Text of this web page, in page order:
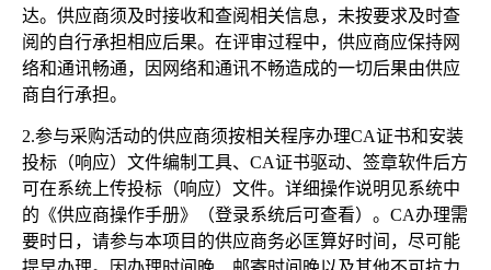
达。供应商须及时接收和查阅相关信息，未按要求及时查
阅的自行承担相应后果。在评审过程中，供应商应保持网
络和通讯畅通，因网络和通讯不畅造成的一切后果由供应
商自行承担。
2.参与采购活动的供应商须按相关程序办理CA证书和安装
投标（响应）文件编制工具、CA证书驱动、签章软件后方
可在系统上传投标（响应）文件。详细操作说明见系统中
的《供应商操作手册》（登录系统后可查看）。CA办理需
要时日，请参与本项目的供应商务必匡算好时间，尽可能